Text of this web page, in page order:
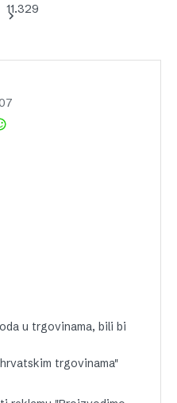
11.329
u trgovinama, bili bi
trgovinama"